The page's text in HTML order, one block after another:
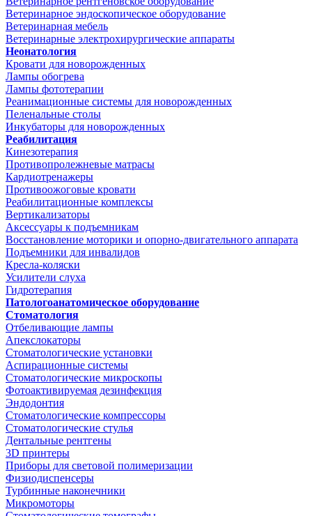
Ветеринарное эндоскопическое оборудование
Ветеринарная мебель
Ветеринарные электрохирургические аппараты
Неонатология
Кровати для новорожденных
Лампы обогрева
Лампы фототерапии
Реанимационные системы для новорожденных
Пеленальные столы
Инкубаторы для новорожденных
Реабилитация
Кинезотерапия
Противопролежневые матрасы
Кардиотренажеры
Противоожоговые кровати
Реабилитационные комплексы
Вертикализаторы
Аксессуары к подъемникам
Восстановление моторики и опорно-двигательного аппарата
Подъемники для инвалидов
Кресла-коляски
Усилители слуха
Гидротерапия
Патологоанатомическое оборудование
Стоматология
Отбеливающие лампы
Апекслокаторы
Стоматологические установки
Аспирационные системы
Стоматологические микроскопы
Фотоактивируемая дезинфекция
Эндодонтия
Стоматологические компрессоры
Стоматологические стулья
Дентальные рентгены
3D принтеры
Приборы для световой полимеризации
Физиодиспенсеры
Турбинные наконечники
Микромоторы